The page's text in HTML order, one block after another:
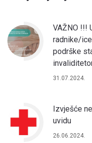
VAŽNO !!!
radnike/
podrške
31.07.2024.
Izvješće
uvidu
26.06.2024.